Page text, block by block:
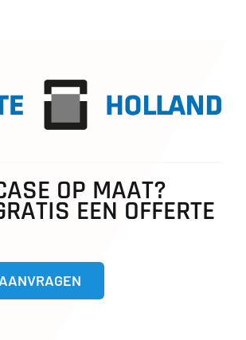
OP MAAT?
EEN OFFERTE